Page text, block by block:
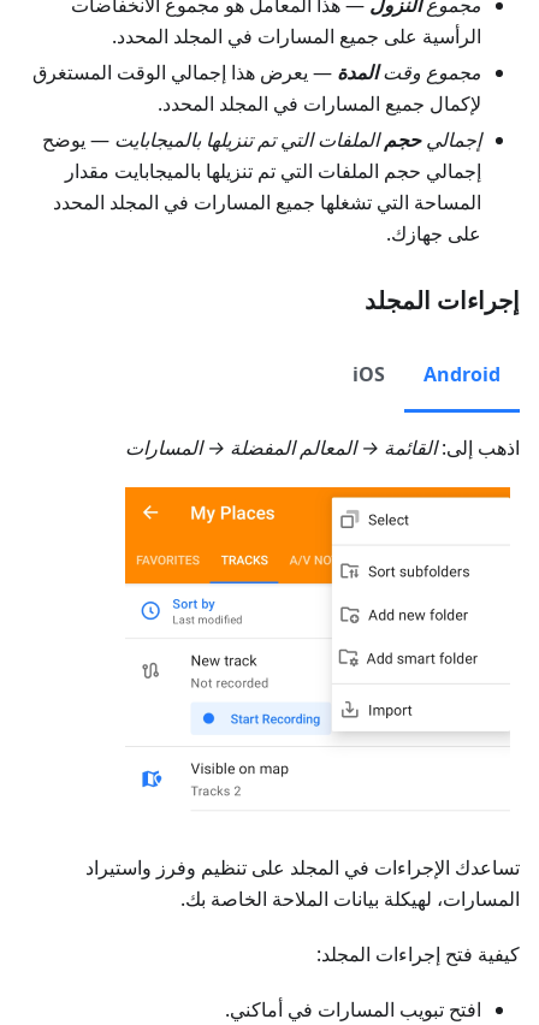
مجموعالنزول — هذا المعامل هو مجموع الانخفاضات
الرأسية على جميع المسارات في المجلد المحدد.
مجموع وقتالمدة — يعرض هذا إجمالي الوقت المستغرق
لإكمال جميع المسارات في المجلد المحدد.
إجماليحجمالملفات التي تم تنزيلها بالميجابايت — يوضح
إجمالي حجم الملفات التي تم تنزيلها بالميجابايت مقدار
المساحة التي تشغلها جميع المسارات في المجلد المحدد
على جهازك.
إجراءات المجلد
Android
iOS
اذهب إلى:القائمة → المعالم المفضلة → المسارات
تساعدك الإجراءات في المجلد على تنظيم وفرز واستيراد
المسارات، لهيكلة بيانات الملاحة الخاصة بك.
كيفية فتح إجراءات المجلد:
افتح تبويب المسارات في أماكني.